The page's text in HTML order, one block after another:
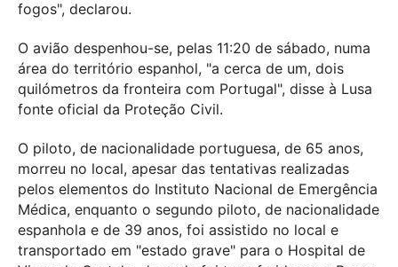
fogos", declarou.
O avião despenhou-se, pelas 11:20 de sábado, numa
área do território espanhol, "a cerca de um, dois
quilómetros da fronteira com Portugal", disse à Lusa
fonte oficial da Proteção Civil.
O piloto, de nacionalidade portuguesa, de 65 anos,
morreu no local, apesar das tentativas realizadas
pelos elementos do Instituto Nacional de Emergência
Médica, enquanto o segundo piloto, de nacionalidade
espanhola e de 39 anos, foi assistido no local e
transportado em "estado grave" para o Hospital de